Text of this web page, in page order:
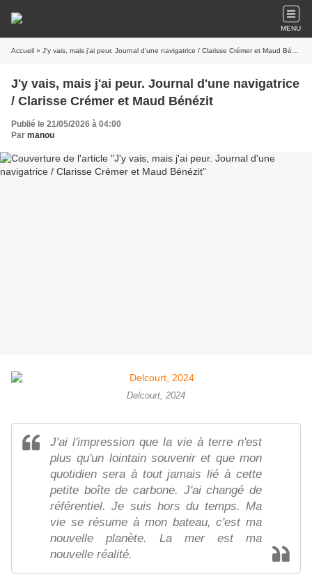
MENU
Accueil » J'y vais, mais j'ai peur. Journal d'une navigatrice / Clarisse Crémer et Maud Bénézit
J'y vais, mais j'ai peur. Journal d'une navigatrice
/ Clarisse Crémer et Maud Bénézit
Publié le 21/05/2026 à 04:00
Par manou
Delcourt, 2024
J'ai l'impression que la vie à terre n'est
plus qu'un lointain souvenir et que mon
quotidien sera à tout jamais lié à cette
petite boîte de carbone. J'ai changé de
référentiel. Je suis hors du temps. Ma
vie se résume à mon bateau, c'est ma
nouvelle planète. La mer est ma
nouvelle réalité.